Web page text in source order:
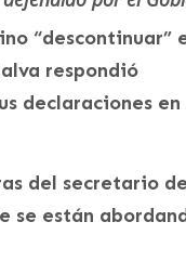
“descontinuar”
respondió
declaraciones en
del secretario de
se están